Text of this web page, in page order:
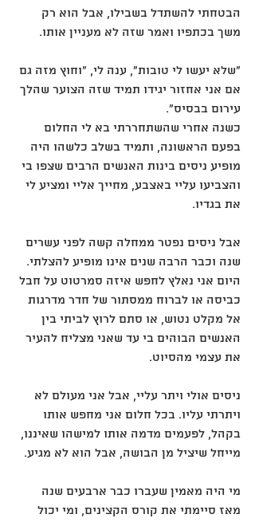
הבטחתי להשתדל בשבילו, אבל הוא רק
משך בכתפיו ואמר שזה לא מעניין אותו.
"שלא יעשו לי טובות", ענה לי, "וחוץ מזה גם
אם אני אחזור יגידו תמיד שזה הצוער שהלך
עירום בבסיס".
כשנה אחרי שהשתחררתי בא לי החלום
בפעם הראשונה, ותמיד בשלב כלשהו היה
מופיע ניסים בינות האנשים הרבים שצפו בי
והצביעו עליי באצבע, מחייך אליי ומציע לי
את בגדיו.
אבל ניסים נפטר ממחלה קשה לפני עשרים
שנה וכבר הרבה שנים אינו מופיע להצלתי.
היום אני נאלץ לחפש איזה סמרטוט על חבל
כביסה או לברוח ממסתור של חדר מדרגות
אל מקלט נטוש, או סתם לרוץ לביתי בין
האנשים הבוהים בי עד שאני מצליח להעיר
את עצמי מהסיוט.
ניסים אולי ויתר עליי, אבל אני מעולם לא
ויתרתי עליו. בכל חלום אני מחפש אותו
בקהל, לפעמים מדמה אותו למישהו שאיננו,
מייחל שיציל מן הבושה, אבל הוא לא מגיע.
מי היה מאמין שעברו כבר ארבעים שנה
מאז סיימתי את קורס הקצינים, ומי יכול